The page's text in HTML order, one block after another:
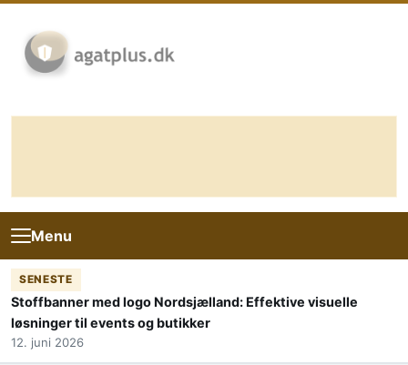
Menu
SENESTE
Stoffbanner med logo Nordsjælland: Effektive visuelle
løsninger til events og butikker
12. juni 2026